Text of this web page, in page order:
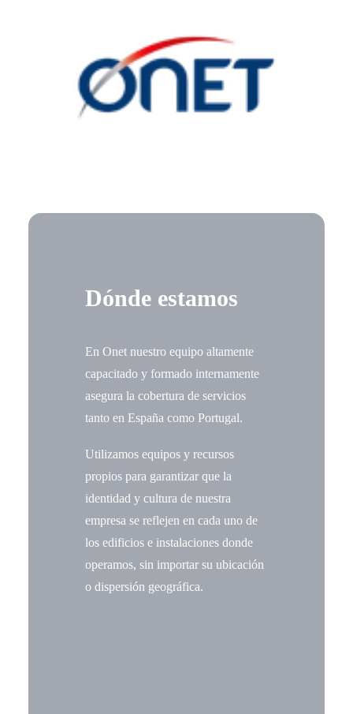
Dónde estamos
En Onet nuestro equipo altamente
capacitado y formado internamente
asegura la cobertura de servicios
tanto en España como Portugal.
Utilizamos equipos y recursos
propios para garantizar que la
identidad y cultura de nuestra
empresa se reflejen en cada uno de
los edificios e instalaciones donde
operamos, sin importar su ubicación
o dispersión geográfica.